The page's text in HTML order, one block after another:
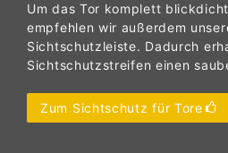
Um das Tor komplett
empfehlen wir außerdem
Sichtschutzleiste. Dadurch
Sichtschutzstreifen einen
Zum Sichtschutz für Tore